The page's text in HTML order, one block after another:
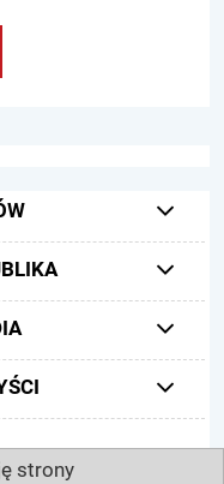
strony